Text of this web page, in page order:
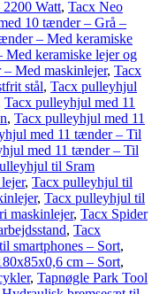
Watt, Tacx Neo
10 tænder – Grå –
– Med keramiske
keramiske lejer og
Med maskinlejer, Tacx
stål, Tacx pulleyhjul
Tacx pulleyhjul med 11
, Tacx pulleyhjul med 11
med 11 tænder – Til
med 11 tænder – Til
til Sram
, Tacx pulleyhjul til
, Tacx pulleyhjul til
maskinlejer, Tacx Spider
, Tacx
smartphones – Sort,
cm – Sort,
, Tapnøgle Park Tool